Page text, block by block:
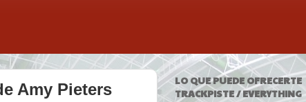
Amy Pieters
LO QUE PUEDE OFRECERTE
TRACKPISTE / EVERYTHING